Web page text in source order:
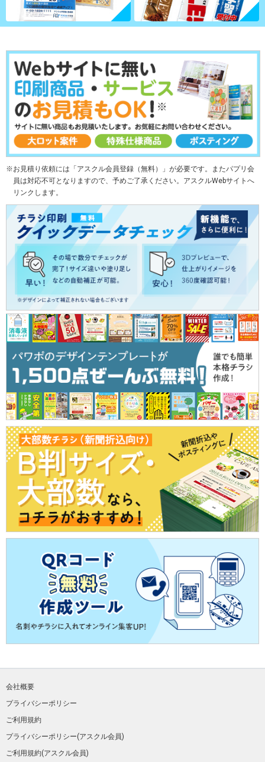
お見積り依頼には「アスクル会員登録（無料）」が必要です。またパプリ会
員は対応不可となりますので、予めご了承ください。アスクルWebサイトへ
リンクします。
会社概要
プライバシーポリシー
ご利用規約
プライバシーポリシー(アスクル会員)
ご利用規約(アスクル会員)